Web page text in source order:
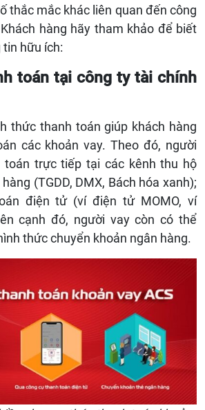
thắc mắc khác liên quan đến công
hàng hãy tham khảo để biết
hữu ích:
toán tại công ty tài chính
thức thanh toán giúp khách hàng
các khoản vay. Theo đó, người
toán trực tiếp tại các kênh thu hộ
(TGDD, DMX, Bách hóa xanh);
điện tử (ví điện tử MOMO, ví
cạnh đó, người vay còn có thể
thức chuyển khoản ngân hàng.